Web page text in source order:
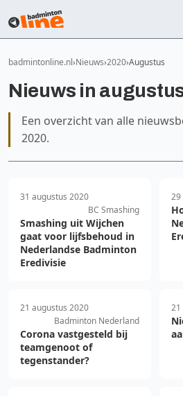
badmintonline.nl Nieuws 2020 Augustus
Nieuws in
Een overzicht van alle
2020.
31 augustus 2020
BC Smashing
Smashing uit Wijchen
gaat voor lijfsbehoud in
Nederlandse Badminton
Eredivisie
29
21 augustus 2020
Badminton Nederland
Corona vastgesteld bij
teamgenoot of
tegenstander?
21